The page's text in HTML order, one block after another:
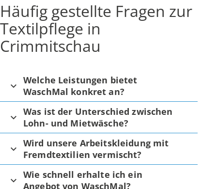
Häufig gestellte Fragen zur
Textilpflege in
Crimmitschau
Welche Leistungen bietet
WaschMal konkret an?
Was ist der Unterschied zwischen
Lohn- und Mietwäsche?
Wird unsere Arbeitskleidung mit
Fremdtextilien vermischt?
Wie schnell erhalte ich ein
Angebot von WaschMal?